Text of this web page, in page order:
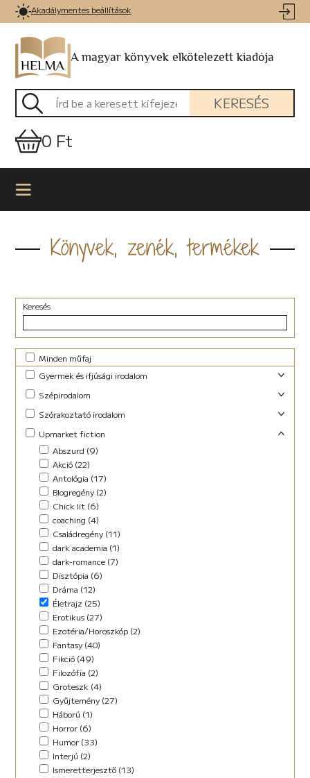
Akadálymentes beállítások
A magyar könyvek elkötelezett kiadója
KERESÉS
0 Ft
Könyvek, zenék, termékek
Keresés
Minden műfaj
Gyermek és ifjúsági irodalom
Foglalkoztató (29)
Ifjúsági (Young Adult) (47)
Lányregény (7)
Mese (141)
New Adult (9)
Novella (4)
Vers (27)
Szépirodalom
Családregény (3)
Novella (10)
Regény (13)
Szociodráma (2)
Vers (36)
Szórakoztató irodalom
Akció (13)
Chick lit (4)
coaching (1)
Családregény (8)
Dark Fantasy (1)
Disztópia (4)
Életrajz (7)
Erotikus (14)
Ezotéria/Horoszkóp (3)
Fikció (46)
fun fiction (1)
Háború (2)
Horror (5)
Kaland (11)
Kisregény (10)
Lélektani regény (12)
Misztikus (9)
Napló (4)
New Adult (5)
Novella (34)
Oktatás (2)
Upmarket fiction
Abszurd (9)
Akció (22)
Antológia (17)
Blogregény (2)
Chick lit (6)
coaching (4)
Családregény (11)
dark academia (1)
dark-romance (7)
Disztópia (6)
Dráma (12)
Életrajz (25)
Erotikus (27)
Ezotéria/Horoszkóp (2)
Fantasy (40)
Fikció (49)
Filozófia (2)
Groteszk (4)
Gyűjtemény (27)
Háború (1)
Horror (6)
Humor (33)
Interjú (2)
Ismeretterjesztő (13)